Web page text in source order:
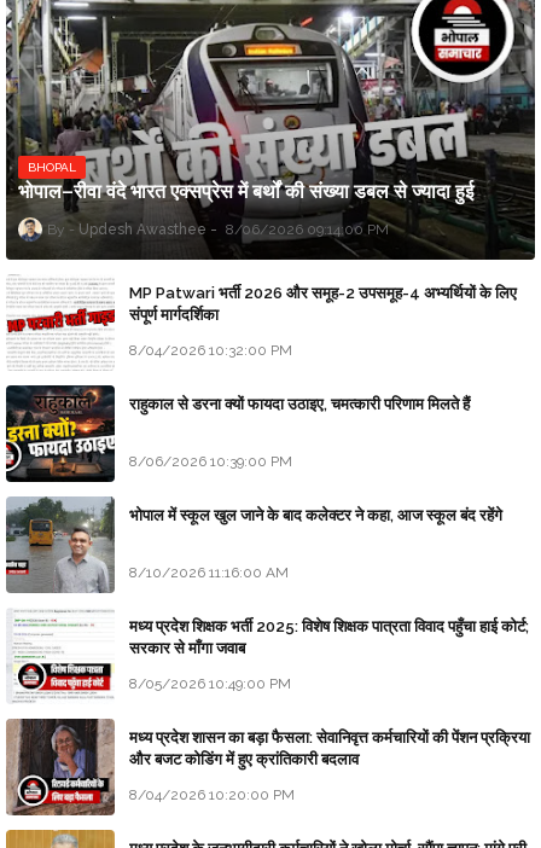
BHOPAL
भोपाल–रीवा वंदे भारत एक्सप्रेस में बर्थों की संख्या डबल से ज्यादा हुई
Updesh Awasthee 8/06/2026 09:14:00 PM
MP Patwari भर्ती 2026 और समूह-2 उपसमूह-4 अभ्यर्थियों के लिए
संपूर्ण मार्गदर्शिका
8/04/2026 10:32:00 PM
राहुकाल से डरना क्यों फायदा उठाइए, चमत्कारी परिणाम मिलते हैं
8/06/2026 10:39:00 PM
भोपाल में स्कूल खुल जाने के बाद कलेक्टर ने कहा, आज स्कूल बंद रहेंगे
8/10/2026 11:16:00 AM
मध्य प्रदेश शिक्षक भर्ती 2025: विशेष शिक्षक पात्रता विवाद पहुँचा हाई कोर्ट;
सरकार से माँगा जवाब
8/05/2026 10:49:00 PM
मध्य प्रदेश शासन का बड़ा फैसला: सेवानिवृत्त कर्मचारियों की पेंशन प्रक्रिया
और बजट कोडिंग में हुए क्रांतिकारी बदलाव
8/04/2026 10:20:00 PM